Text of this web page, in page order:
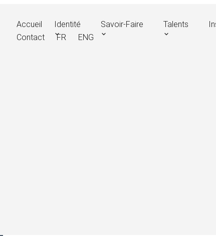
Accueil Identité Savoir-Faire Talents
Contact
FR ENG